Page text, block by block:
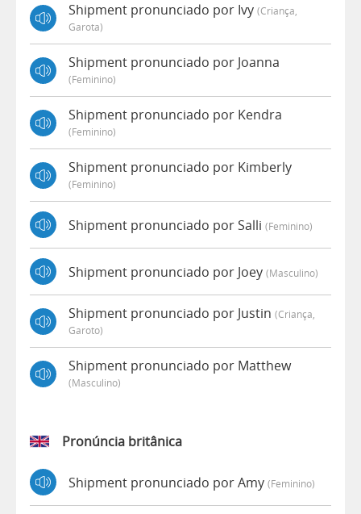
Shipment pronunciado por Ivy (criança,
Garota)
Shipment pronunciado por Joanna
(feminino)
Shipment pronunciado por Kendra
(feminino)
Shipment pronunciado por Kimberly
(feminino)
Shipment pronunciado por Salli (feminino)
Shipment pronunciado por Joey (masculino)
Shipment pronunciado por Justin (criança,
Garoto)
Shipment pronunciado por Matthew
(masculino)
Pronúncia britânica
Shipment pronunciado por Amy (feminino)